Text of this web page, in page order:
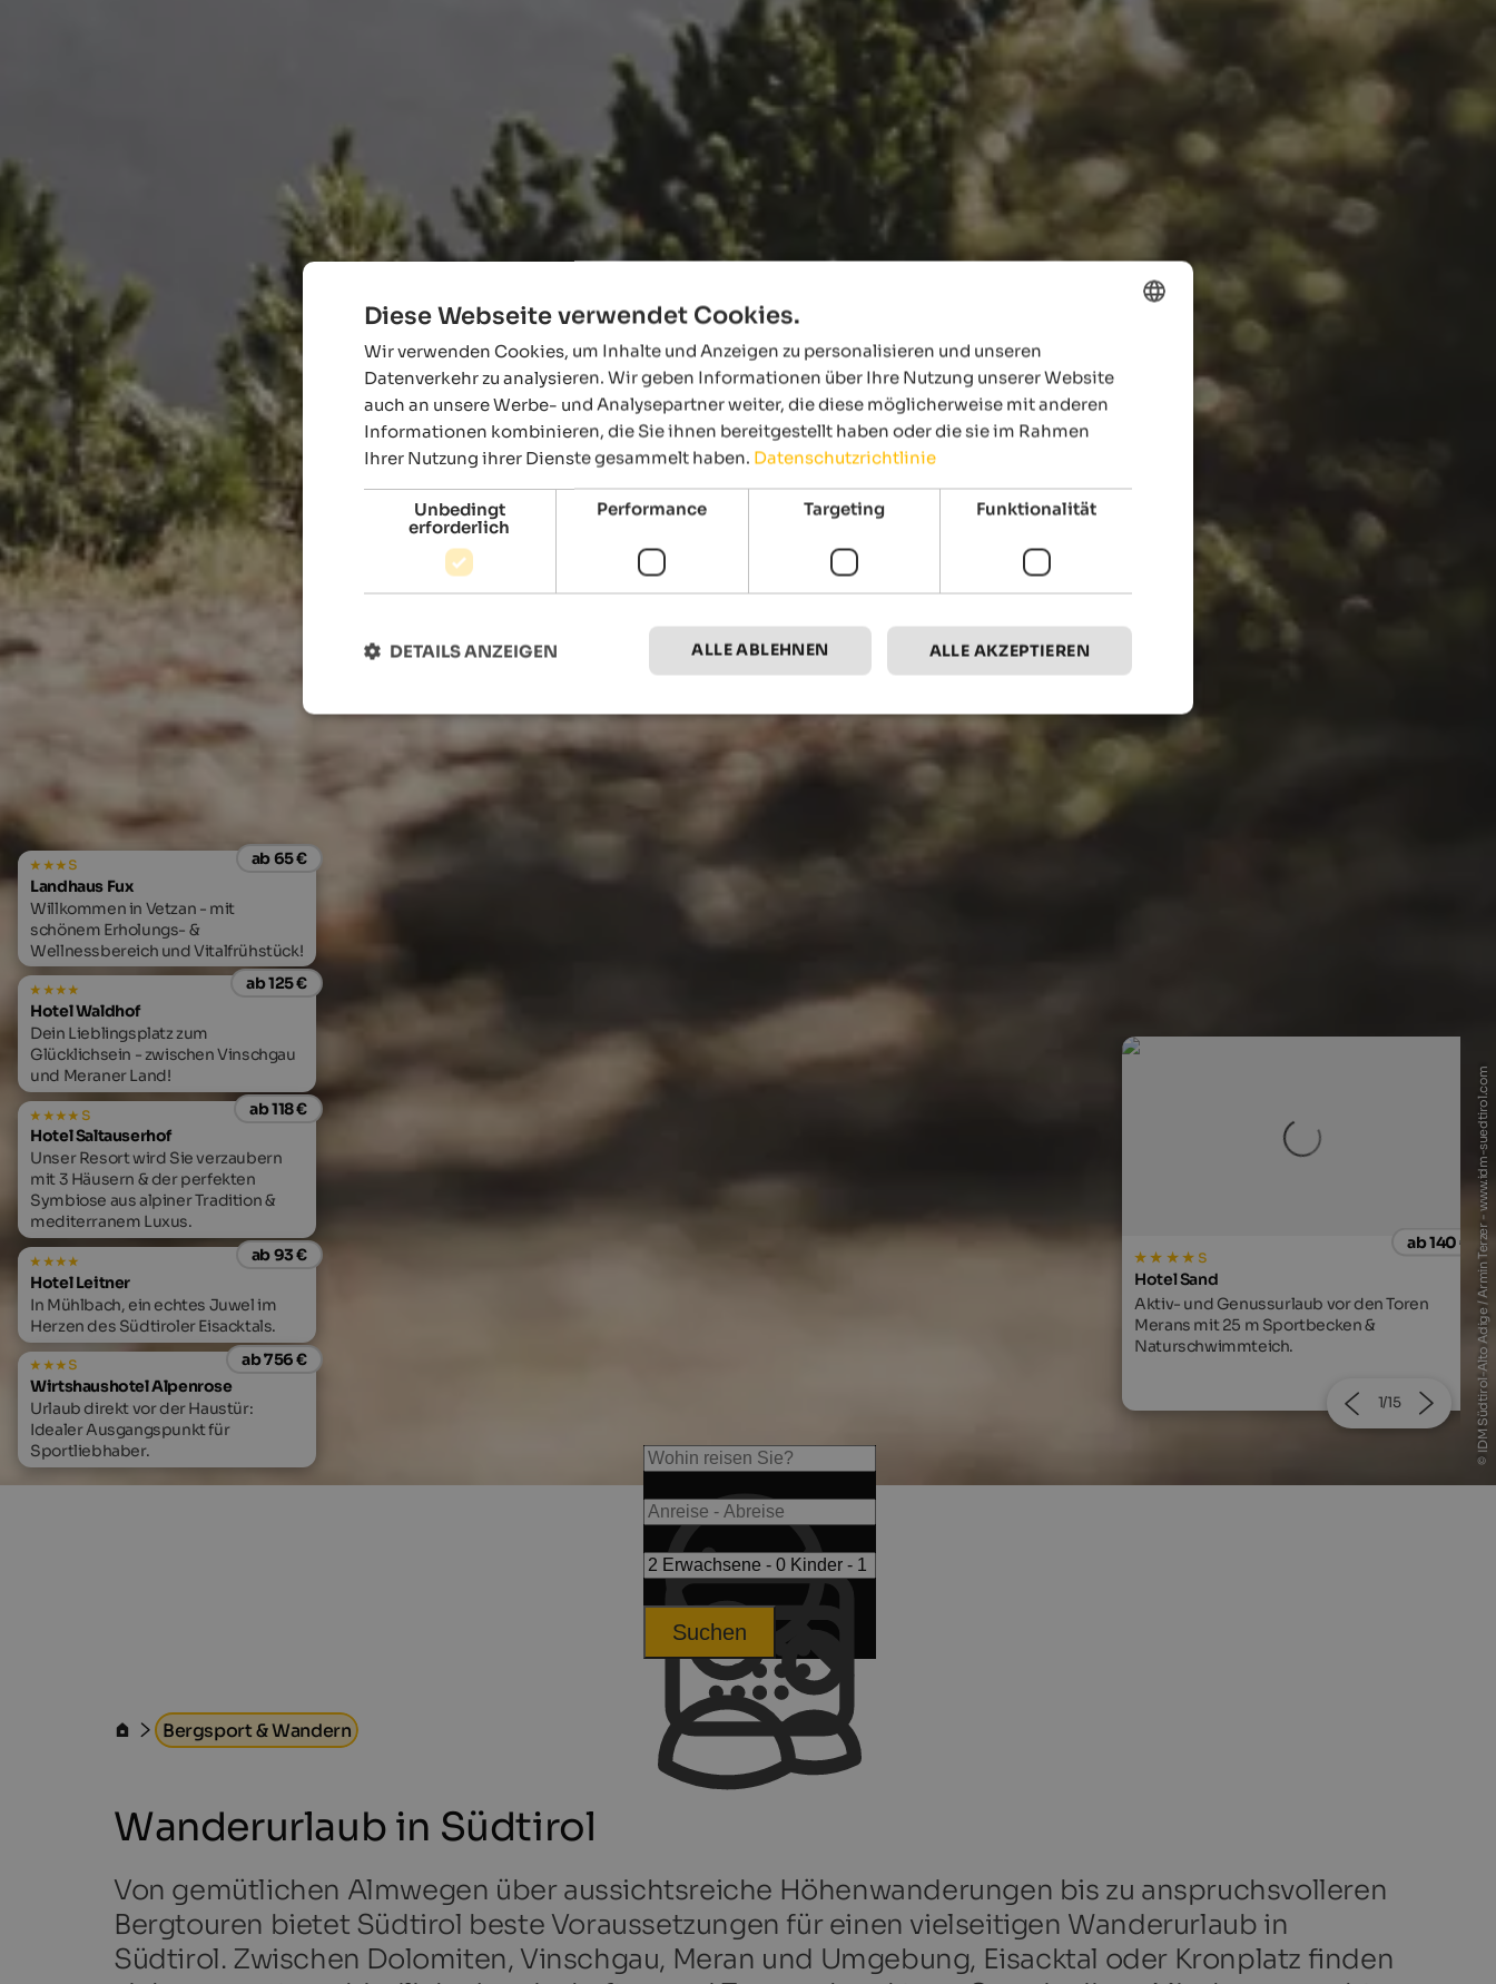
ab 65 €
s
Landhaus Fux
Willkommen in Vetzan - mit
schönem Erholungs- &
Wellnessbereich und Vitalfrühstück!
ab 125 €
Hotel Waldhof
Dein Lieblingsplatz zum
Glücklichsein - zwischen Vinschgau
und Meraner Land!
ab 118 €
s
Hotel Saltauserhof
Unser Resort wird Sie verzaubern
mit 3 Häusern & der perfekten
Symbiose aus alpiner Tradition &
mediterranem Luxus.
ab 93 €
Hotel Leitner
In Mühlbach, ein echtes Juwel im
Herzen des Südtiroler Eisacktals.
ab 756 €
s
Wirtshaushotel Alpenrose
Urlaub direkt vor der Haustür:
Idealer Ausgangspunkt für
Sportliebhaber.
ab 80
Pension Sonnenhof
In Meransen direkt am Gitschberg.
Atmosphäre & ausgezeichnete Küche!
2/15 © IDM Südtirol-Alto Adige / Armin Terzer - www.idm-suedtirol.com
Suchen
Bergsport & Wandern
Wanderurlaub in Südtirol
Von gemütlichen Almwegen über aussichtsreiche Höhenwanderungen bis zu anspruchsvolleren
Bergtouren bietet Südtirol beste Voraussetzungen für einen vielseitigen Wanderurlaub in
Südtirol. Zwischen Dolomiten, Vinschgau, Meran und Umgebung, Eisacktal oder Kronplatz finden
GERMAN
Diese Webseite verwendet Cookies.
Wir verwenden Cookies, um Inhalte und Anzeigen zu personalisieren und unseren
Datenverkehr zu analysieren. Wir geben Informationen über Ihre Nutzung unserer Website
auch an unsere Werbe- und Analysepartner weiter, die diese möglicherweise mit anderen
Informationen kombinieren, die Sie ihnen bereitgestellt haben oder die sie im Rahmen
Ihrer Nutzung ihrer Dienste gesammelt haben. Datenschutzrichtlinie
Unbedingt
erforderlich
Performance Targeting Funktionalität
ALLE AKZEPTIEREN
ALLE ABLEHNEN
DETAILS ANZEIGEN